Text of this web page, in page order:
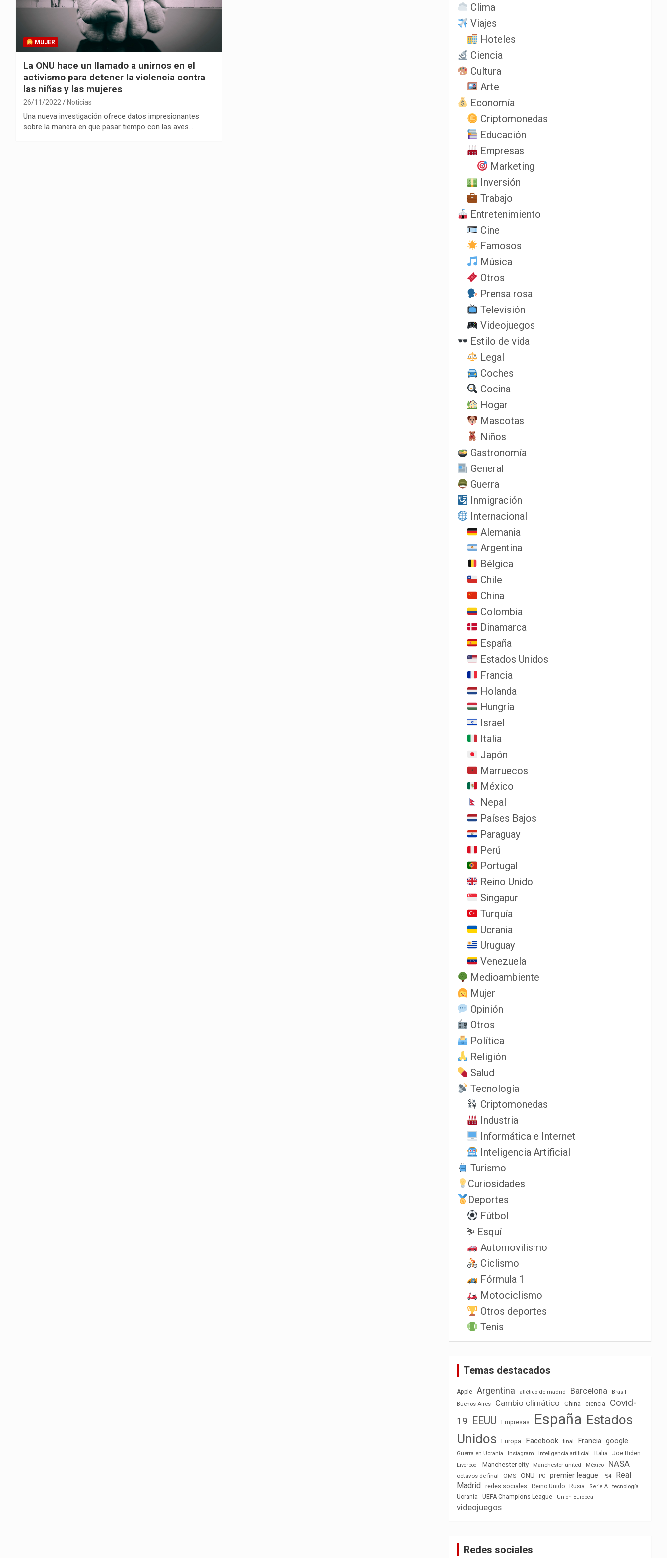
MUJER
La ONU hace un llamado a unirnos en el
activismo para detener la violencia contra
las niñas y las mujeres
26/11/2022 Noticias
Una nueva investigación ofrece datos impresionantes
sobre la manera en que pasar tiempo con las aves…
Clima
Viajes
Hoteles
Ciencia
Cultura
Arte
Economía
Criptomonedas
Educación
Empresas
Marketing
Inversión
Trabajo
Entretenimiento
Cine
Famosos
Música
Otros
Prensa rosa
Televisión
Videojuegos
Estilo de vida
Legal
Coches
Cocina
Hogar
Mascotas
Niños
Gastronomía
General
Guerra
Inmigración
Internacional
Alemania
Argentina
Bélgica
Chile
China
Colombia
Dinamarca
España
Estados Unidos
Francia
Holanda
Hungría
Israel
Italia
Japón
Marruecos
México
Nepal
Países Bajos
Paraguay
Perú
Portugal
Reino Unido
Singapur
Turquía
Ucrania
Uruguay
Venezuela
Medioambiente
Mujer
Opinión
Otros
Política
Religión
Salud
Tecnología
Criptomonedas
Industria
Informática e Internet
Inteligencia Artificial
Turismo
Curiosidades
Deportes
Fútbol
⛷️ Esquí
Automovilismo
Ciclismo
Fórmula 1
Motociclismo
Otros deportes
Tenis
Temas destacados
Apple Argentina atlético de madrid Barcelona
Brasil
Buenos Aires
Cambio climático China ciencia
Covid-
19
EEUU Empresas España Estados
Unidos
Europa Facebook final Francia google
Guerra en Ucrania Instagram inteligencia artificial Italia Joe Biden
Liverpool Manchester city Manchester united México NASA
octavos de final OMS ONU PC premier league PS4
Real
Madrid
redes sociales Reino Unido Rusia Serie A
tecnología
Ucrania
UEFA Champions League Unión Europea
videojuegos
Redes sociales